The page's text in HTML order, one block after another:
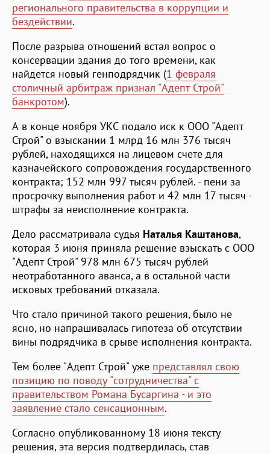
регионального правительства в коррупции и
бездействии.
После разрыва отношений встал вопрос о
консервации здания до того времени, как
найдется новый генподрядчик (1 февраля
столичный арбитраж признал "Адепт Строй"
банкротом).
А в конце ноября УКС подало иск к ООО "Адепт
Строй" о взыскании 1 млрд 16 млн 376 тысяч
рублей, находящихся на лицевом счете для
казначейского сопровождения государственного
контракта; 152 млн 997 тысяч рублей. - пени за
просрочку выполнения работ и 42 млн 17 тысяч -
штрафы за неисполнение контракта.
Дело рассматривала судья Наталья Каштанова,
которая 3 июня приняла решение взыскать с ООО
"Адепт Строй" 978 млн 675 тысяч рублей
неотработанного аванса, а в остальной части
исковых требований отказала.
Что стало причиной такого решения, было не
ясно, но напрашивалась гипотеза об отсутствии
вины подрядчика в срыве исполнения контракта.
Тем более "Адепт Строй" уже представлял свою
позицию по поводу "сотрудничества" с
правительством Романа Бусаргина - и это
заявление стало сенсационным.
Согласно опубликованному 18 июня тексту
решения, эта версия подтвердилась, став